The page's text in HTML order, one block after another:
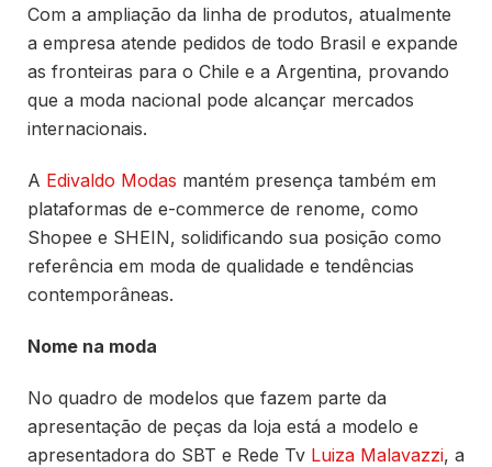
Com a ampliação da linha de produtos, atualmente
a empresa atende pedidos de todo Brasil e expande
as fronteiras para o Chile e a Argentina, provando
que a moda nacional pode alcançar mercados
internacionais.
A Edivaldo Modas mantém presença também em
plataformas de e-commerce de renome, como
Shopee e SHEIN, solidificando sua posição como
referência em moda de qualidade e tendências
contemporâneas.
Nome na moda
No quadro de modelos que fazem parte da
apresentação de peças da loja está a modelo e
apresentadora do SBT e Rede Tv Luiza Malavazzi, a